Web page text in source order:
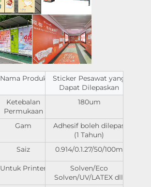
Nama Produk
Sticker Pesawat yang
Dapat Dilepaskan
Ketebalan
Permukaan
180um
Gam
Adhesif boleh dilepas
(1 Tahun)
Saiz
0.914/0.1.27/50/100m
Untuk Printer
Solven/Eco
Solven/UV/LATEX dll.